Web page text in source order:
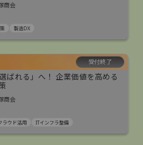
商会
製造DX
受付終了
ばれる」へ！ 企業価値を高める
商会
ラウド活用 ITインフラ整備